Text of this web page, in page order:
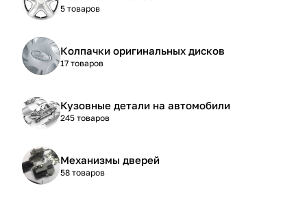
5 товаров
Колпачки оригинальных дисков
17 товаров
Кузовные детали на автомобили
245 товаров
Механизмы дверей
58 товаров